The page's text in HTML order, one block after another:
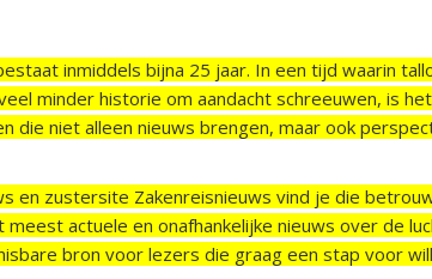
inmiddels bijna 25 jaar. In een tijd waarin
minder historie om aandacht schreeuwen, is
die niet alleen nieuws brengen, maar ook
en zustersite Zakenreisnieuws vind je die
meest actuele en onafhankelijke nieuws over de
bron voor lezers die graag een stap voor